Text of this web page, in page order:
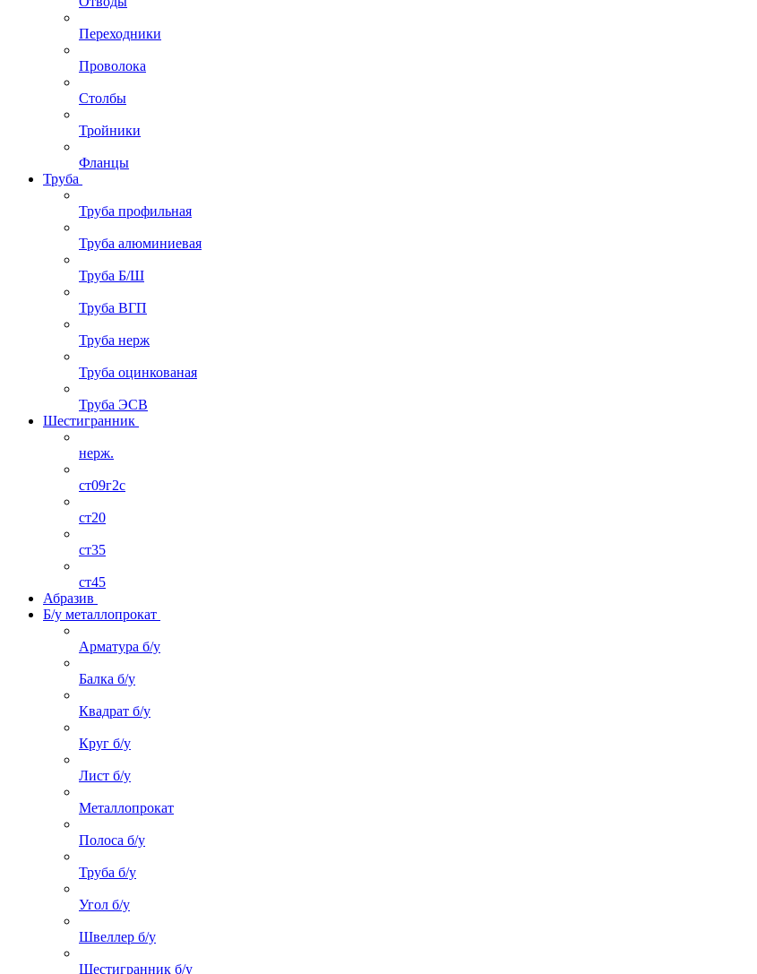
Переходники
Проволока
Столбы
Тройники
Фланцы
Труба
Труба профильная
Труба алюминиевая
Труба Б/Ш
Труба ВГП
Труба нерж
Труба оцинкованая
Труба ЭСВ
Шестигранник
нерж.
ст09г2с
ст20
ст35
ст45
Абразив
Б/у металлопрокат
Арматура б/у
Балка б/у
Квадрат б/у
Круг б/у
Лист б/у
Металлопрокат
Полоса б/у
Труба б/у
Угол б/у
Швеллер б/у
Шестигранник б/у